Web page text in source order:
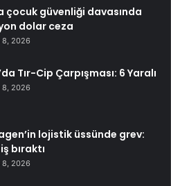
çocuk güvenliği davasında
dolar ceza
8, 2026
Tır-Cip Çarpışması: 6 Yaralı
8, 2026
lojistik üssünde grev:
bıraktı
8, 2026